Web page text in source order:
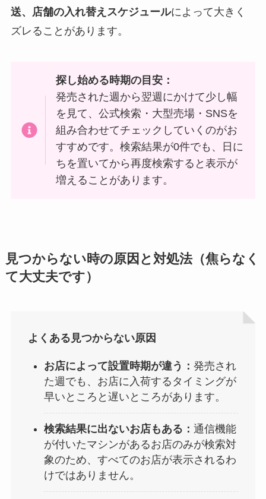
送、店舗の入れ替えスケジュールによって大きく
ズレることがあります。
探し始める時期の目安：
発売された週から翌週にかけて少し幅
を見て、公式検索・大型売場・SNSを
組み合わせてチェックしていくのがお
すすめです。検索結果が0件でも、日に
ちを置いてから再度検索すると表示が
増えることがあります。
見つからない時の原因と対処法（焦らなく
て大丈夫です）
よくある見つからない原因
お店によって設置時期が違う： 発売され
た週でも、お店に入荷するタイミングが
早いところと遅いところがあります。
検索結果に出ないお店もある： 通信機能
が付いたマシンがあるお店のみが検索対
象のため、すべてのお店が表示されるわ
けではありません。